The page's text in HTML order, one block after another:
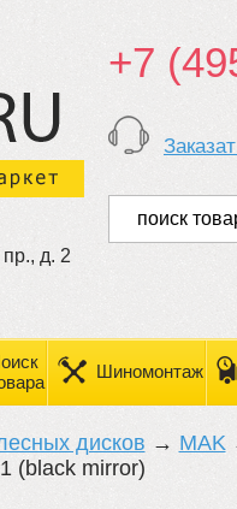
д. 2
+7
Шиномонтаж
дисков → MAK
(black mirror)